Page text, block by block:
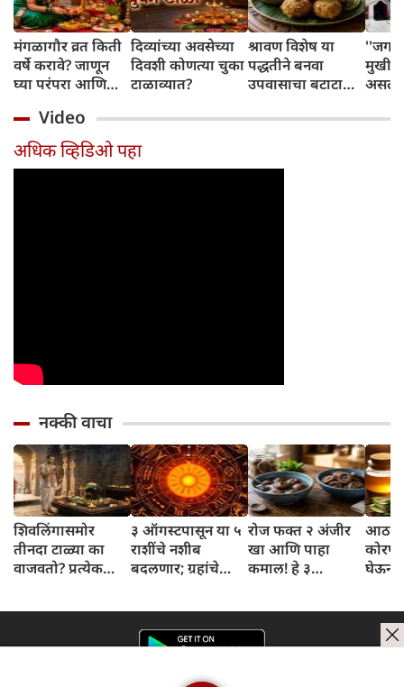
मंगळागौर व्रत किती
वर्षे करावे? जाणून
घ्या परंपरा आणि
दिव्यांच्या अवसेच्या
दिवशी कोणत्या चुका
टाळाव्यात?
श्रावण विशेष या
पद्धतीने बनवा
उपवासाचा बटाटा
करतील
मुखी
Video
अधिक व्हिडिओ पहा
नक्की वाचा
शिवलिंगासमोर
तीनदा टाळ्या का
वाजवतो? प्रत्येक
३ ऑगस्टपासून या ५
राशींचे नशीब
बदलणार; ग्रहांचे
दिवसांची सुरुवात
होईल
रोज फक्त २ अंजीर
खा आणि पाहा
कमाल! हे ३
आहेत का?
घेऊन
घ्या